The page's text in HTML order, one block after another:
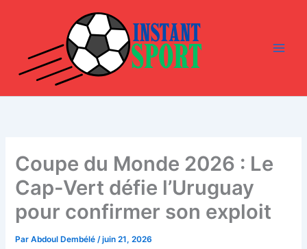
Coupe du Monde 2026 : Le
Cap-Vert défie l’Uruguay
pour confirmer son exploit
ParAbdoul Dembélé/juin 21, 2026